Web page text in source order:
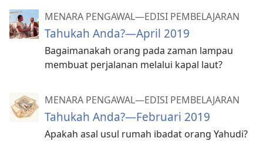
MENARA PENGAWAL—EDISI PEMBELAJARAN
Tahukah Anda?​—April 2019
Bagaimanakah orang pada zaman lampau
membuat perjalanan melalui kapal laut?
MENARA PENGAWAL—EDISI PEMBELAJARAN
Tahukah Anda?​—Februari 2019
Apakah asal usul rumah ibadat orang Yahudi?